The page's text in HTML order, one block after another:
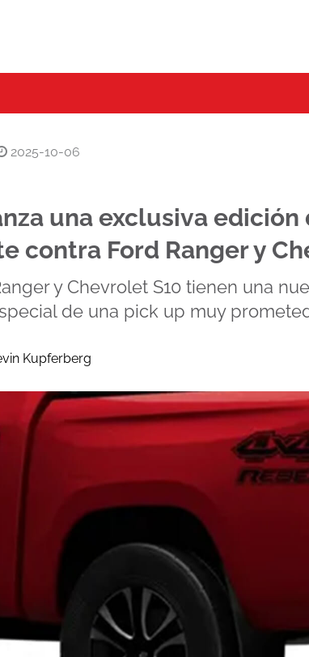
2025-10-06
una exclusiva
contra Ford Ranger y
y Chevrolet S10 tienen una
de una pick up muy
Kupferberg